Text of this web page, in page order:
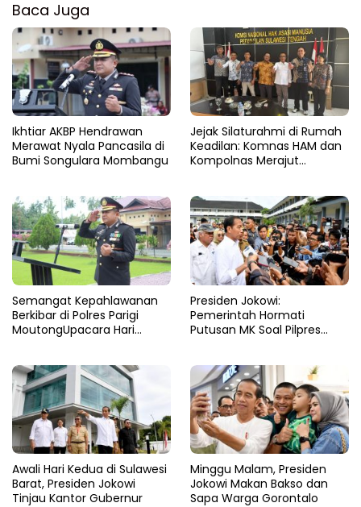
Baca Juga
Ikhtiar AKBP Hendrawan
Merawat Nyala Pancasila di
Bumi Songulara Mombangu
Jejak Silaturahmi di Rumah
Keadilan: Komnas HAM dan
Kompolnas Merajut
Semangat Kepahlawanan
Berkibar di Polres Parigi
MoutongUpacara Hari
Presiden Jokowi:
Pemerintah Hormati
Putusan MK Soal Pilpres
Awali Hari Kedua di Sulawesi
Barat, Presiden Jokowi
Tinjau Kantor Gubernur
Minggu Malam, Presiden
Jokowi Makan Bakso dan
Sapa Warga Gorontalo